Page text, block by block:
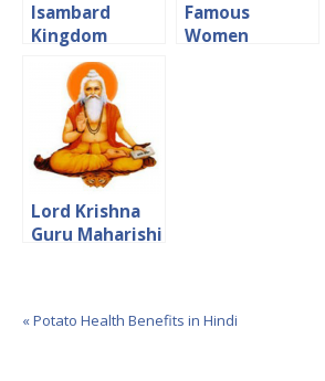
Isambard
Kingdom
Brunel
Biography in
Hindi ब्रुनेल
Famous
Women
Lord Krishna
Guru Maharishi
« Potato Health Benefits in Hindi